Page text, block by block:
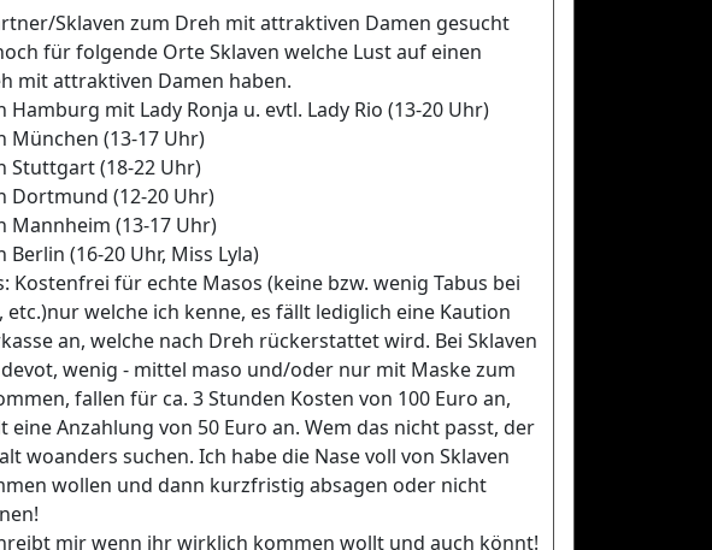
Sklaven zum Dreh mit attraktiven Damen gesucht
für folgende Orte Sklaven welche Lust auf einen
mit attraktiven Damen haben.
Hamburg mit Lady Ronja u. evtl. Lady Rio (13-20 Uhr)
München (13-17 Uhr)
Stuttgart (18-22 Uhr)
Dortmund (12-20 Uhr)
Mannheim (13-17 Uhr)
Berlin (16-20 Uhr, Miss Lyla)
Kostenfrei für echte Masos (keine bzw. wenig Tabus bei
etc.)nur welche ich kenne, es fällt lediglich eine Kaution
an, welche nach Dreh rückerstattet wird. Bei Sklaven
wenig - mittel maso und/oder nur mit Maske zum
fallen für ca. 3 Stunden Kosten von 100 Euro an,
eine Anzahlung von 50 Euro an. Wem das nicht passt, der
woanders suchen. Ich habe die Nase voll von Sklaven
wollen und dann kurzfristig absagen oder nicht
mir wenn ihr wirklich kommen wollt und auch könnt!